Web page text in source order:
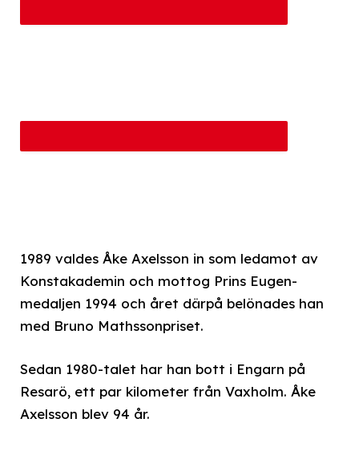
1989 valdes Åke Axelsson in som ledamot av
Konstakademin och mottog Prins Eugen-
medaljen 1994 och året därpå belönades han
med Bruno Mathssonpriset.
Sedan 1980-talet har han bott i Engarn på
Resarö, ett par kilometer från Vaxholm. Åke
Axelsson blev 94 år.